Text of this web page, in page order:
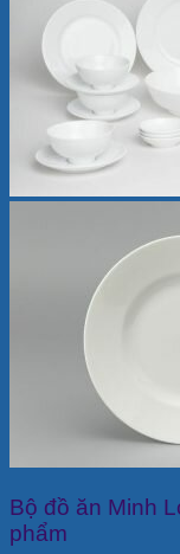
Bộ đồ ăn Minh
phẩm